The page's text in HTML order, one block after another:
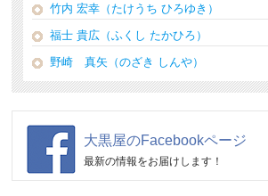
竹内 宏幸（たけうち ひろゆき）
福士 貴広（ふくし たかひろ）
野崎 真矢（のざき しんや）
大黒屋のFacebookページ
最新の情報をお届けします！